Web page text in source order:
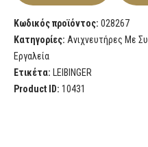
Κωδικός προϊόντος: 028267
Κατηγορίες: Ανιχνευτήρες Με
Εργαλεία
Ετικέτα: LEIBINGER
Product ID: 10431